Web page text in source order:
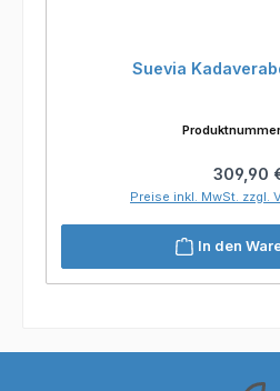
Suevia
309,90
Preise inkl. MwSt. zzgl.
In den